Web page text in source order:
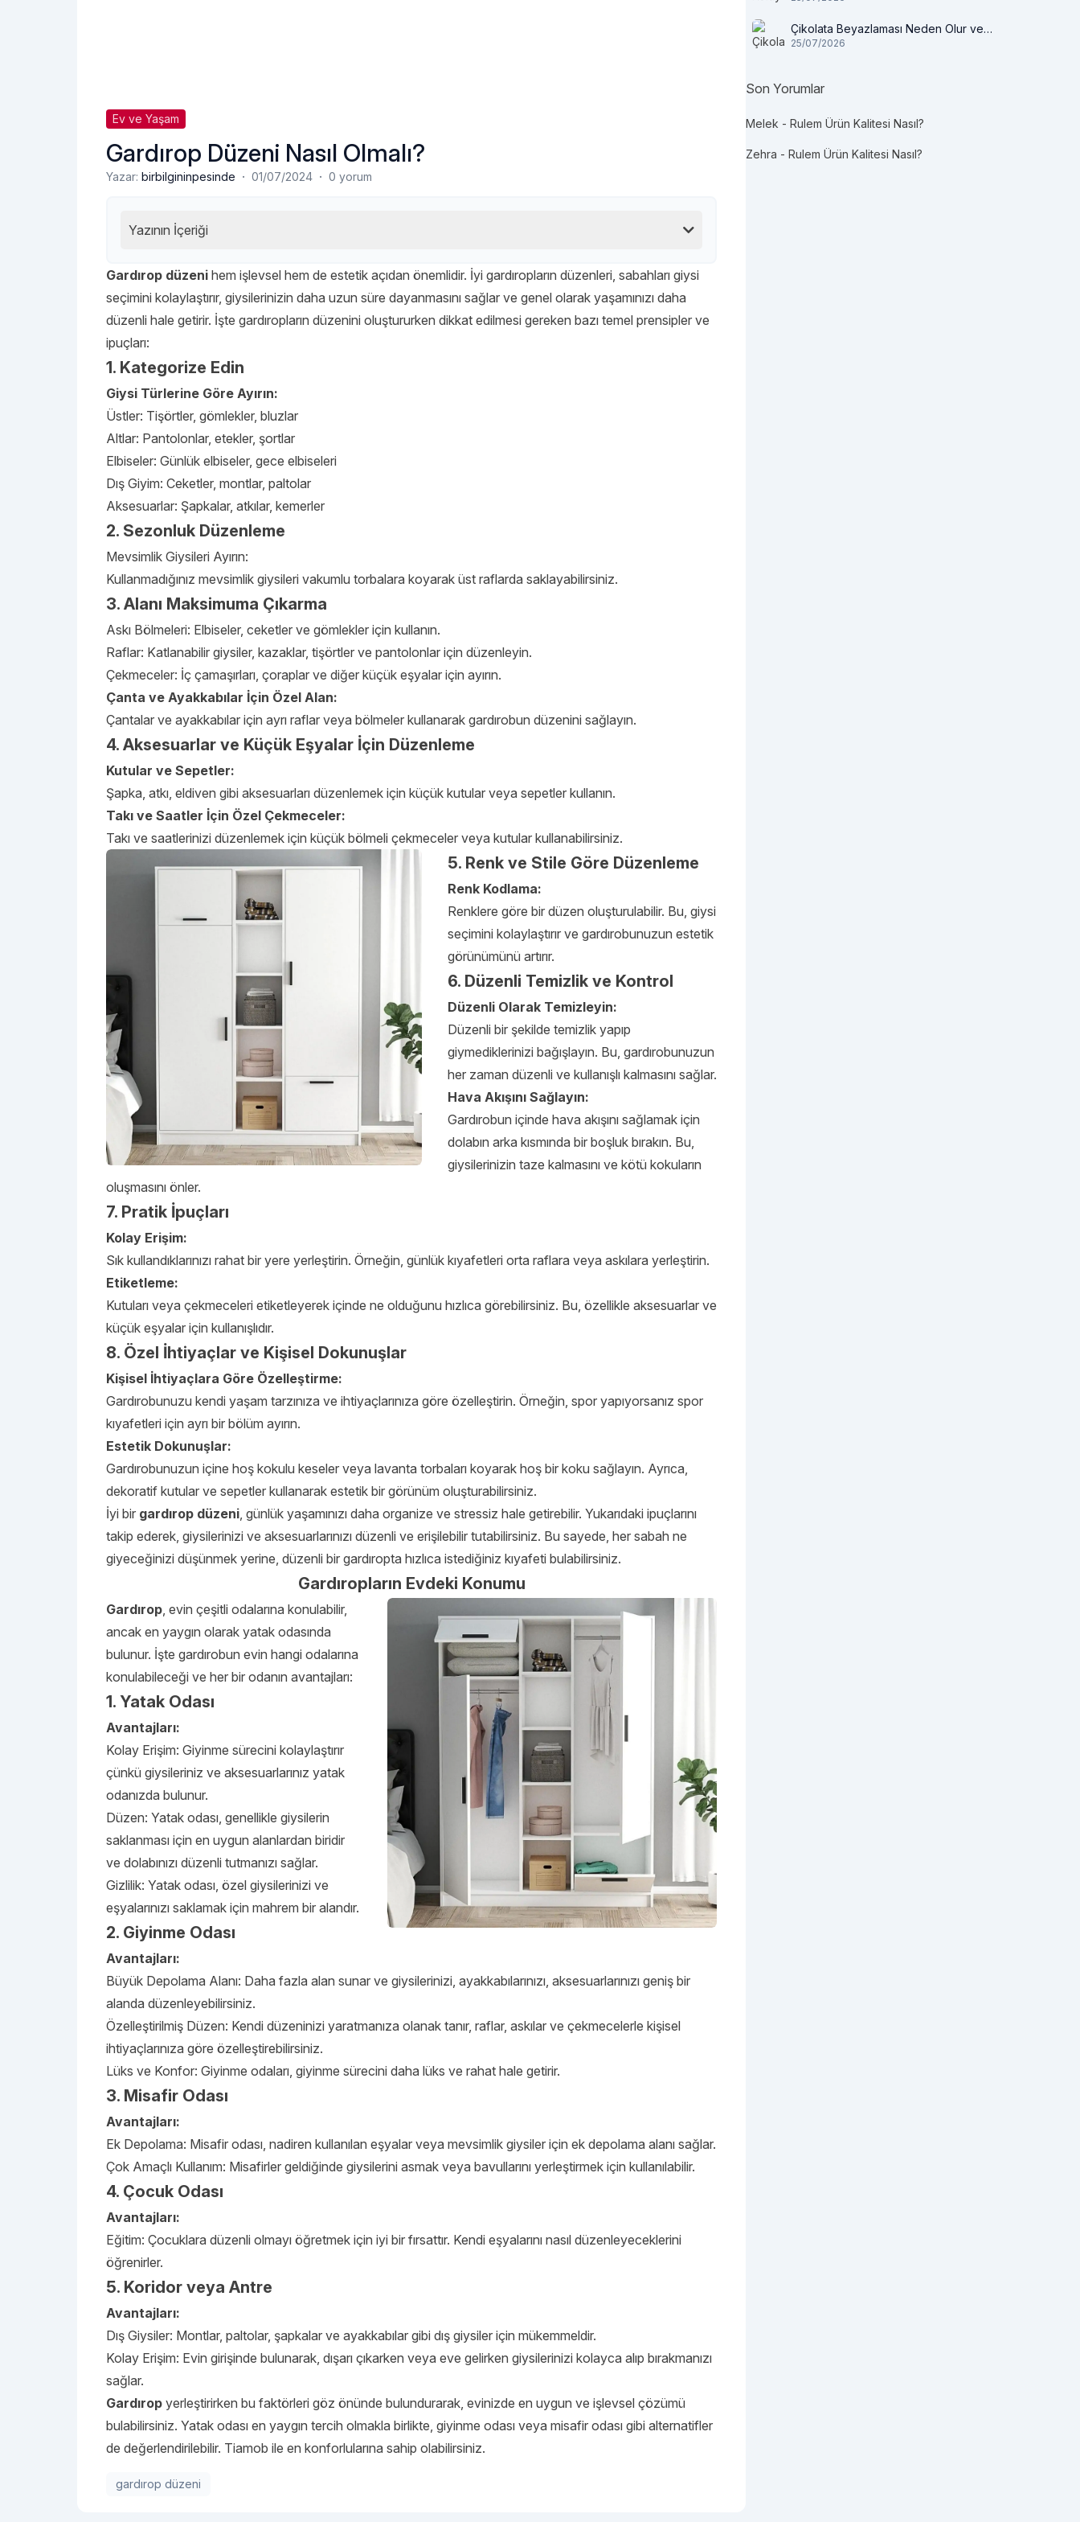
Ev ve Yaşam
Gardırop Düzeni Nasıl Olmalı?
Yazar: birbilgininpesinde · 01/07/2024 · 0 yorum
Yazının İçeriği
Gardırop düzeni hem işlevsel hem de estetik açıdan önemlidir. İyi gardıropların düzenleri, sabahları giysi
seçimini kolaylaştırır, giysilerinizin daha uzun süre dayanmasını sağlar ve genel olarak yaşamınızı daha
düzenli hale getirir. İşte gardıropların düzenini oluştururken dikkat edilmesi gereken bazı temel prensipler ve
ipuçları:
1. Kategorize Edin
Giysi Türlerine Göre Ayırın:
Üstler: Tişörtler, gömlekler, bluzlar
Altlar: Pantolonlar, etekler, şortlar
Elbiseler: Günlük elbiseler, gece elbiseleri
Dış Giyim: Ceketler, montlar, paltolar
Aksesuarlar: Şapkalar, atkılar, kemerler
2. Sezonluk Düzenleme
Mevsimlik Giysileri Ayırın:
Kullanmadığınız mevsimlik giysileri vakumlu torbalara koyarak üst raflarda saklayabilirsiniz.
3. Alanı Maksimuma Çıkarma
Askı Bölmeleri: Elbiseler, ceketler ve gömlekler için kullanın.
Raflar: Katlanabilir giysiler, kazaklar, tişörtler ve pantolonlar için düzenleyin.
Çekmeceler: İç çamaşırları, çoraplar ve diğer küçük eşyalar için ayırın.
Çanta ve Ayakkabılar İçin Özel Alan:
Çantalar ve ayakkabılar için ayrı raflar veya bölmeler kullanarak gardırobun düzenini sağlayın.
4. Aksesuarlar ve Küçük Eşyalar İçin Düzenleme
Kutular ve Sepetler:
Şapka, atkı, eldiven gibi aksesuarları düzenlemek için küçük kutular veya sepetler kullanın.
Takı ve Saatler İçin Özel Çekmeceler:
Takı ve saatlerinizi düzenlemek için küçük bölmeli çekmeceler veya kutular kullanabilirsiniz.
5. Renk ve Stile Göre Düzenleme
Renk Kodlama:
Renklere göre bir düzen oluşturulabilir. Bu, giysi
seçimini kolaylaştırır ve gardırobunuzun estetik
görünümünü artırır.
6. Düzenli Temizlik ve Kontrol
Düzenli Olarak Temizleyin:
Düzenli bir şekilde temizlik yapıp
giymediklerinizi bağışlayın. Bu, gardırobunuzun
her zaman düzenli ve kullanışlı kalmasını sağlar.
Hava Akışını Sağlayın:
Gardırobun içinde hava akışını sağlamak için
dolabın arka kısmında bir boşluk bırakın. Bu,
giysilerinizin taze kalmasını ve kötü kokuların
oluşmasını önler.
7. Pratik İpuçları
Kolay Erişim:
Sık kullandıklarınızı rahat bir yere yerleştirin. Örneğin, günlük kıyafetleri orta raflara veya askılara yerleştirin.
Etiketleme:
Kutuları veya çekmeceleri etiketleyerek içinde ne olduğunu hızlıca görebilirsiniz. Bu, özellikle aksesuarlar ve
küçük eşyalar için kullanışlıdır.
8. Özel İhtiyaçlar ve Kişisel Dokunuşlar
Kişisel İhtiyaçlara Göre Özelleştirme:
Gardırobunuzu kendi yaşam tarzınıza ve ihtiyaçlarınıza göre özelleştirin. Örneğin, spor yapıyorsanız spor
kıyafetleri için ayrı bir bölüm ayırın.
Estetik Dokunuşlar:
Gardırobunuzun içine hoş kokulu keseler veya lavanta torbaları koyarak hoş bir koku sağlayın. Ayrıca,
dekoratif kutular ve sepetler kullanarak estetik bir görünüm oluşturabilirsiniz.
İyi bir gardırop düzeni, günlük yaşamınızı daha organize ve stressiz hale getirebilir. Yukarıdaki ipuçlarını
takip ederek, giysilerinizi ve aksesuarlarınızı düzenli ve erişilebilir tutabilirsiniz. Bu sayede, her sabah ne
giyeceğinizi düşünmek yerine, düzenli bir gardıropta hızlıca istediğiniz kıyafeti bulabilirsiniz.
Gardıropların Evdeki Konumu
Gardırop, evin çeşitli odalarına konulabilir,
ancak en yaygın olarak yatak odasında
bulunur. İşte gardırobun evin hangi odalarına
konulabileceği ve her bir odanın avantajları:
1. Yatak Odası
Avantajları:
Kolay Erişim: Giyinme sürecini kolaylaştırır
çünkü giysileriniz ve aksesuarlarınız yatak
odanızda bulunur.
Düzen: Yatak odası, genellikle giysilerin
saklanması için en uygun alanlardan biridir
ve dolabınızı düzenli tutmanızı sağlar.
Gizlilik: Yatak odası, özel giysilerinizi ve
eşyalarınızı saklamak için mahrem bir alandır.
2. Giyinme Odası
Avantajları:
Büyük Depolama Alanı: Daha fazla alan sunar ve giysilerinizi, ayakkabılarınızı, aksesuarlarınızı geniş bir
alanda düzenleyebilirsiniz.
Özelleştirilmiş Düzen: Kendi düzeninizi yaratmanıza olanak tanır, raflar, askılar ve çekmecelerle kişisel
ihtiyaçlarınıza göre özelleştirebilirsiniz.
Lüks ve Konfor: Giyinme odaları, giyinme sürecini daha lüks ve rahat hale getirir.
3. Misafir Odası
Avantajları:
Ek Depolama: Misafir odası, nadiren kullanılan eşyalar veya mevsimlik giysiler için ek depolama alanı sağlar.
Çok Amaçlı Kullanım: Misafirler geldiğinde giysilerini asmak veya bavullarını yerleştirmek için kullanılabilir.
4. Çocuk Odası
Avantajları:
Eğitim: Çocuklara düzenli olmayı öğretmek için iyi bir fırsattır. Kendi eşyalarını nasıl düzenleyeceklerini
öğrenirler.
5. Koridor veya Antre
Avantajları:
Dış Giysiler: Montlar, paltolar, şapkalar ve ayakkabılar gibi dış giysiler için mükemmeldir.
Kolay Erişim: Evin girişinde bulunarak, dışarı çıkarken veya eve gelirken giysilerinizi kolayca alıp bırakmanızı
sağlar.
Gardırop yerleştirirken bu faktörleri göz önünde bulundurarak, evinizde en uygun ve işlevsel çözümü
bulabilirsiniz. Yatak odası en yaygın tercih olmakla birlikte, giyinme odası veya misafir odası gibi alternatifler
de değerlendirilebilir. Tiamob ile en konforlularına sahip olabilirsiniz.
gardırop düzeni
Çikolata Beyazlaması Neden Olur ve
Tüketilir mi?
25/07/2026
Son Yorumlar
Melek - Rulem Ürün Kalitesi Nasıl?
Zehra - Rulem Ürün Kalitesi Nasıl?